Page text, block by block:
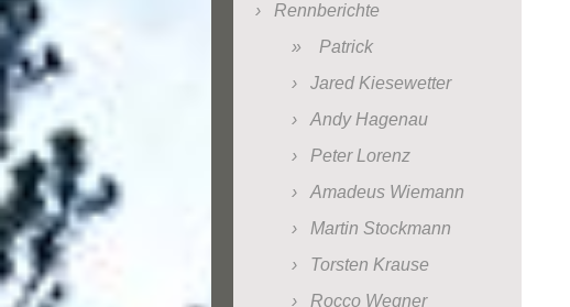
Rennberichte
Patrick
Jared Kiesewetter
Andy Hagenau
Peter Lorenz
Amadeus Wiemann
Martin Stockmann
Torsten Krause
Rocco Wegner